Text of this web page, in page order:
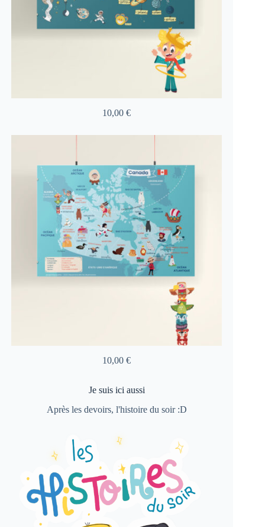
10,00€
10,00€
Je suis ici aussi
Après les devoirs, l'histoire du soir :D